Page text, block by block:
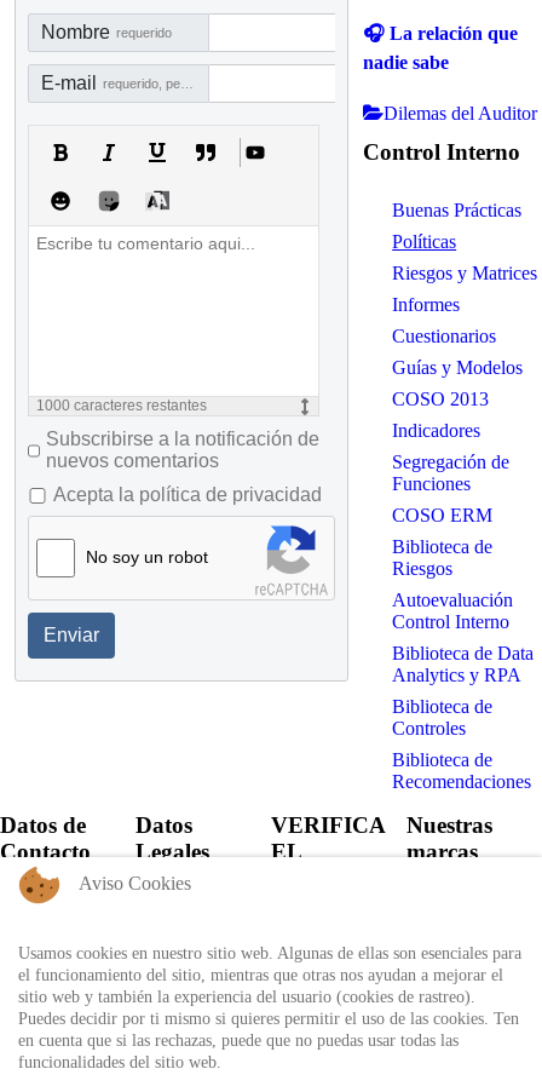
Nombre requerido
E-mail
1000 caracteres restantes
Subscribirse a la notificación de
nuevos comentarios
Acepta la política de privacidad
No soy un robot
Enviar
🎧 La relación que
nadie sabe
Dilemas del Auditor
Control Interno
Buenas Prácticas
Políticas
Riesgos y Matrices
Informes
Cuestionarios
Guías y Modelos
COSO 2013
Indicadores
Segregación de
Funciones
COSO ERM
Biblioteca de
Riesgos
Autoevaluación
Control Interno
Biblioteca de Data
Analytics y RPA
Biblioteca de
Controles
Biblioteca de
Recomendaciones
Datos de
Contacto
+57 60 1
6818530
+57 311
8666327 - 323
6964227
info@auditool.org
Datos
Legales
Política de
Uso
Autorización
de
tratamiento
VERIFICA
EL
certificado
expedido por
Auditool usando
el ID único
Nuestras
marcas
Aviso Cookies
Usamos cookies en nuestro sitio web. Algunas de ellas son esenciales para
el funcionamiento del sitio, mientras que otras nos ayudan a mejorar el
sitio web y también la experiencia del usuario (cookies de rastreo).
Puedes decidir por ti mismo si quieres permitir el uso de las cookies. Ten
en cuenta que si las rechazas, puede que no puedas usar todas las
funcionalidades del sitio web.